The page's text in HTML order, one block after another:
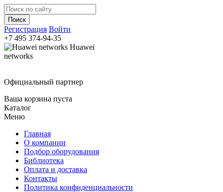
Регистрация Войти
+7 495 374-94-35
Huawei
networks
Официальный партнер
Ваша корзина пуста
Каталог
Меню
Главная
О компании
Подбор оборудования
Библиотека
Оплата и доставка
Контакты
Политика конфиденциальности